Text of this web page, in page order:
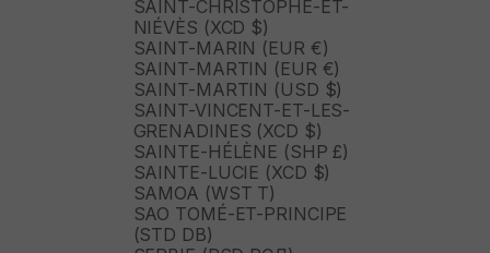
SAINT-CHRISTOPHE-ET-
NIÉVÈS (XCD $)
SAINT-MARIN (EUR €)
SAINT-MARTIN (EUR €)
SAINT-MARTIN (USD $)
SAINT-VINCENT-ET-LES-
GRENADINES (XCD $)
SAINTE-HÉLÈNE (SHP £)
SAINTE-LUCIE (XCD $)
SAMOA (WST T)
SAO TOMÉ-ET-PRINCIPE
(STD DB)